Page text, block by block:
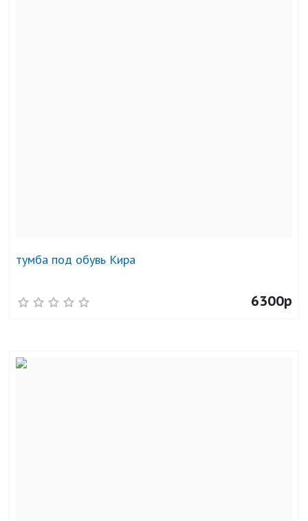
тумба под обувь Кира
6300р